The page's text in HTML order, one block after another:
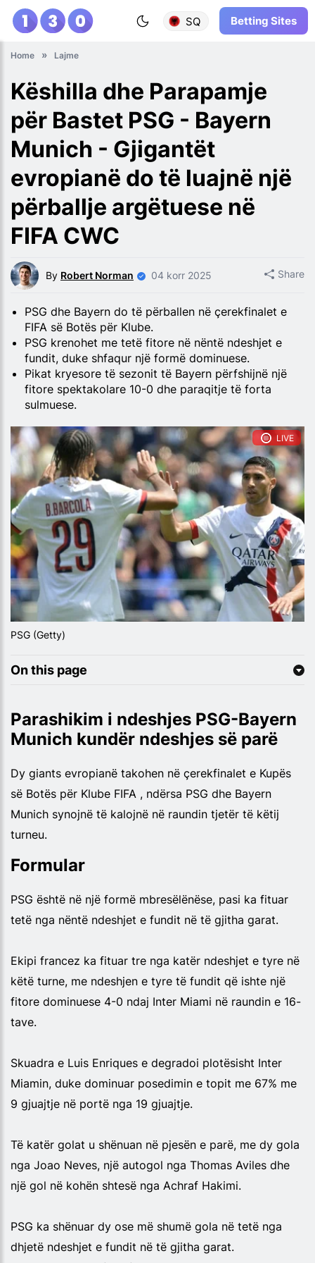
SQ Betting Sites
Home Lajme
Këshilla dhe Parapamje
për Bastet PSG - Bayern
Munich - Gjigantët
evropianë do të luajnë një
përballje argëtuese në
FIFA CWC
By Robert Norman 04 korr 2025 Share
PSG dhe Bayern do të përballen në çerekfinalet e
FIFA së Botës për Klube.
PSG krenohet me tetë fitore në nëntë ndeshjet e
fundit, duke shfaqur një formë dominuese.
Pikat kryesore të sezonit të Bayern përfshijnë një
fitore spektakolare 10-0 dhe paraqitje të forta
sulmuese.
LIVE
PSG (Getty)
On this page
Parashikim i ndeshjes PSG-Bayern
Munich kundër ndeshjes së parë
Dy giants evropianë takohen në çerekfinalet e Kupës
së Botës për Klube FIFA , ndërsa PSG dhe Bayern
Munich synojnë të kalojnë në raundin tjetër të këtij
turneu.
Formular
PSG është në një formë mbresëlënëse, pasi ka fituar
tetë nga nëntë ndeshjet e fundit në të gjitha garat.
Ekipi francez ka fituar tre nga katër ndeshjet e tyre në
këtë turne, me ndeshjen e tyre të fundit që ishte një
fitore dominuese 4-0 ndaj Inter Miami në raundin e 16-
tave.
Skuadra e Luis Enriques e degradoi plotësisht Inter
Miamin, duke dominuar posedimin e topit me 67% me
9 gjuajtje në portë nga 19 gjuajtje.
Të katër golat u shënuan në pjesën e parë, me dy gola
nga Joao Neves, një autogol nga Thomas Aviles dhe
një gol në kohën shtesë nga Achraf Hakimi.
PSG ka shënuar dy ose më shumë gola në tetë nga
dhjetë ndeshjet e fundit në të gjitha garat.